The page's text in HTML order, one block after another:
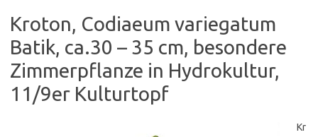
Kroton, Codiaeum variegatum
Batik, ca.30 – 35 cm, besondere
Zimmerpflanze in Hydrokultur,
11/9er Kulturtopf
Kr